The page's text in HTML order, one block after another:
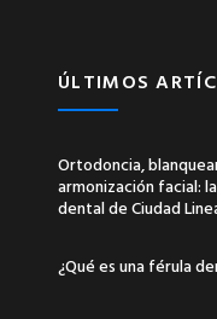
ÚLTIMOS
Ortodoncia,
armonización facial:
dental de Ciudad
¿Qué es una férula